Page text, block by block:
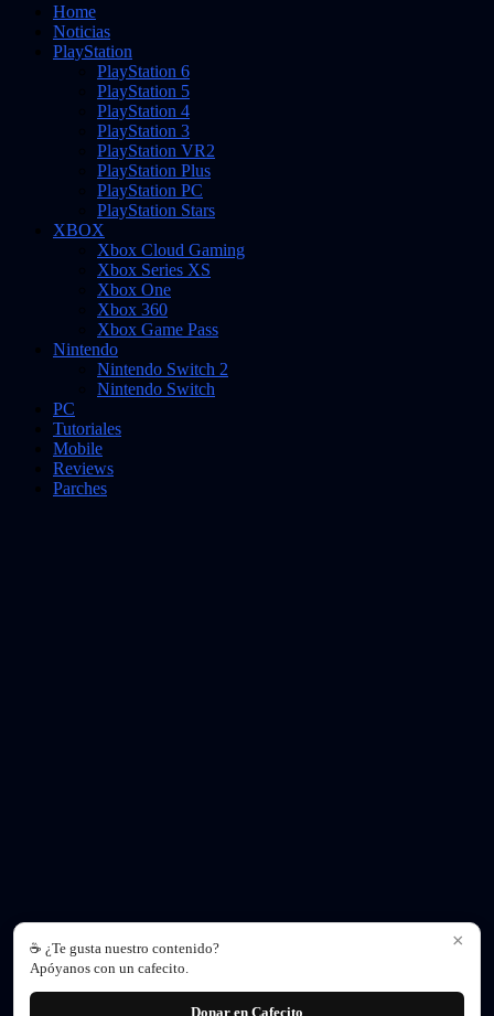
Home
Noticias
PlayStation
PlayStation 6
PlayStation 5
PlayStation 4
PlayStation 3
PlayStation VR2
PlayStation Plus
PlayStation PC
PlayStation Stars
XBOX
Xbox Cloud Gaming
Xbox Series XS
Xbox One
Xbox 360
Xbox Game Pass
Nintendo
Nintendo Switch 2
Nintendo Switch
PC
Tutoriales
Mobile
Reviews
Parches
×
☕ ¿Te gusta nuestro contenido?
Apóyanos con un cafecito.
Donar en Cafecito